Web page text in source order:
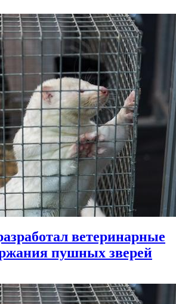
ветеринарные
пушных зверей